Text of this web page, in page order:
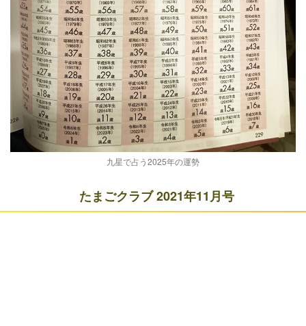
九星で占う2025年の運勢
たまごクラブ 2021年11月号